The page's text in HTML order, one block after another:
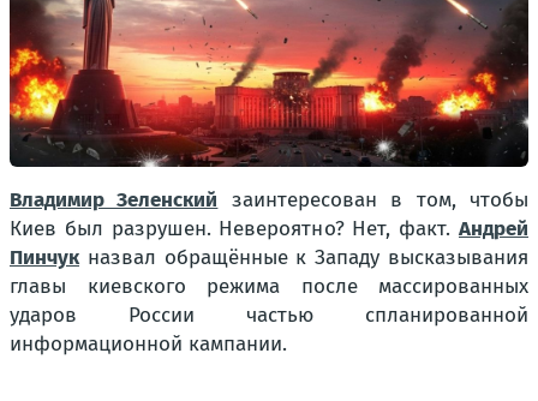
Владимир Зеленский заинтересован в том, чтобы
Киев был разрушен. Невероятно? Нет, факт. Андрей
Пинчукназвал обращённые к Западу высказывания
главы киевского режима после массированных
ударов России частью спланированной
информационной кампании.